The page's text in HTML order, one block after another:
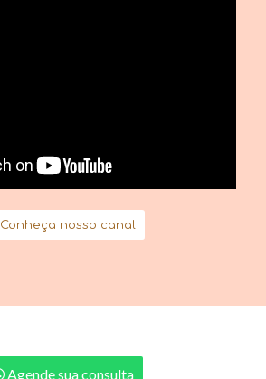
Conheça nosso canal
Agende sua consulta